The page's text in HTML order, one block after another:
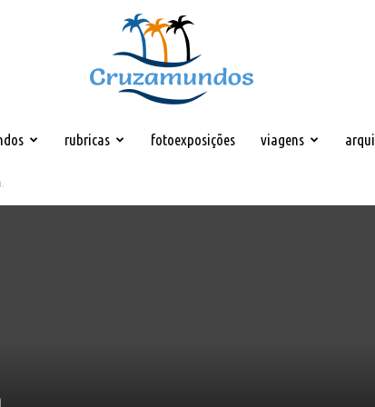
rubricas fotoexposições viagens